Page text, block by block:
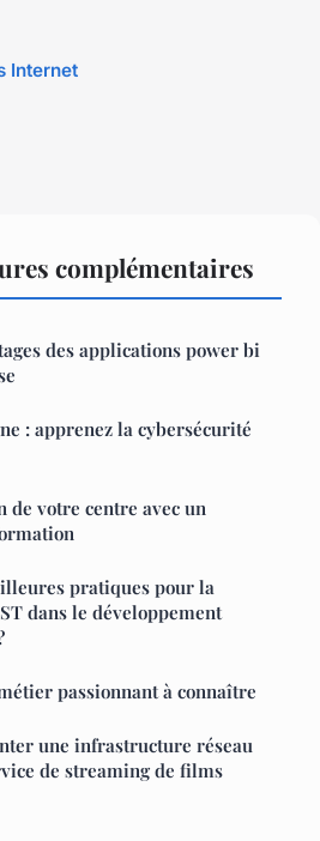
Internet
complémentaires
des applications power bi
: apprenez la cybersécurité
de votre centre avec un
pratiques pour la
dans le développement
passionnant à connaître
une infrastructure réseau
de streaming de films